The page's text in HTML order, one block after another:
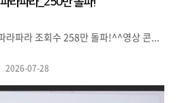
라파라 조회수 258만 돌파!^^영상 콘...
2026-07-28